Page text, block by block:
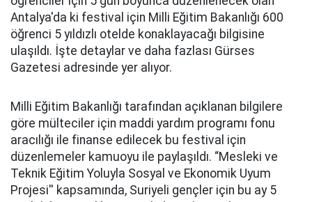
Antalya'da ki festival için Milli Eğitim Bakanlığı 600
öğrenci 5 yıldızlı otelde konaklayacağı bilgisine
ulaşıldı. İşte detaylar ve daha fazlası Gürses
Gazetesi adresinde yer alıyor.
Milli Eğitim Bakanlığı tarafından açıklanan bilgilere
göre mülteciler için maddi yardım programı fonu
aracılığı ile finanse edilecek bu festival için
düzenlemeler kamuoyu ile paylaşıldı. “Mesleki ve
Teknik Eğitim Yoluyla Sosyal ve Ekonomik Uyum
Projesi'' kapsamında, Suriyeli gençler için bu ay 5